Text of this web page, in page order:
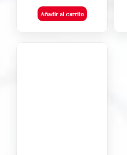
Añadir al carrito